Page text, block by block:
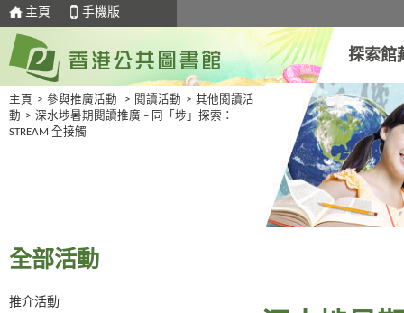
主頁 手機版
探索館
主頁 > 參與推廣活動 > 閱讀活動 > 其他閱讀活
動 > 深水埗暑期閱讀推廣 – 同「埗」探索：
STREAM 全接觸
全部活動
推介活動